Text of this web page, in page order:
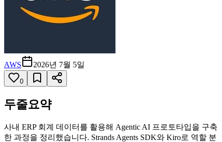
AWS 2026년 7월 5일
0
두줄요약
사내 ERP 회계 데이터를 활용해 Agentic AI 프로토타입을 구축
한 과정을 정리했습니다. Strands Agents SDK와 Kiro로 역할 분